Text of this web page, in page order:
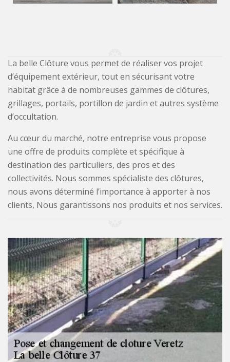
La belle Clôture vous permet de réaliser vos projet
d’équipement extérieur, tout en sécurisant votre
habitat grâce à de nombreuses gammes de clôtures,
grillages, portails, portillon de jardin et autres système
d’occultation.
Au cœur du marché, notre entreprise vous propose
une offre de produits complète et spécifique à
destination des particuliers, des pros et des
collectivités. Nous sommes spécialiste des clôtures,
nous avons déterminé l’importance à apporter à nos
clients, Nous garantissons nos produits et nos services.